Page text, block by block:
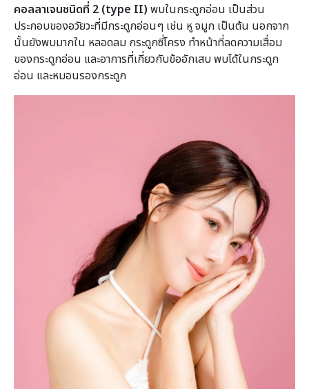
คอลลาเจนชนิดที่ 2 (type II) พบในกระดูกอ่อน เป็นส่วน
ประกอบของอวัยวะที่มีกระดูกอ่อนๆ เช่น หู จมูก เป็นต้น นอกจาก
นั้นยังพบมากใน หลอดลม กระดูกซี่โครง ทำหน้าที่ลดความเสื่อม
ของกระดูกอ่อน และอาการที่เกี่ยวกับข้ออักเสบ พบได้ในกระดูก
อ่อน และหมอนรองกระดูก